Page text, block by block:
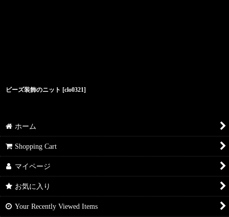
ビーズ装飾のニット [clo0321]
ホーム
Shopping Cart
マイページ
お気に入り
Your Recently Viewed Items